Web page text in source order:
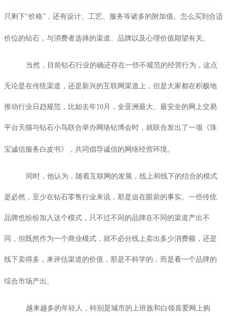
只剩下“价格”，还有设计、工艺、服务等诸多的附加值。怎么买到合适
价位的钻石，与消费者选择的渠道、品牌以及心理价值期望有关。
当然，目前钻石行业的确还存在一些不规范的经营行为，这点
无论是在传统渠道，还是新兴的互联网渠道上，但是大家都在积极地
推动行业日趋规范，比如去年10 月，全亚洲最大、最安全的网上交易
平台天猫与钻石小鸟联合举办网络钻博会时，就联合发出了一项《珠
宝诚信服务白皮书》，共同倡导诚信的网络经营环境。
同时，他认为，随着互联网的发展，线上和线下的结合的模式
是必然，至少在钻石零售行业来说，那是迫在眼前的事实。一些传统
品牌也纷纷加入这个模式，只不过不同的品牌在不同的渠道产出不
同，但既然作为一个商业模式，就不必分线上卖出多少消费额，还是
线下卖得多，来评估渠道的价值，那是不科学的，而是看一个品牌的
综合市场产出。
越来越多的年轻人，特别是城市的上班族和白领喜爱网上购